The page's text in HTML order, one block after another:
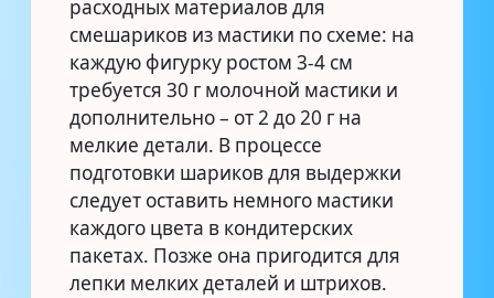
расходных материалов для
смешариков из мастики по схеме: на
каждую фигурку ростом 3-4 см
требуется 30 г молочной мастики и
дополнительно – от 2 до 20 г на
мелкие детали. В процессе
подготовки шариков для выдержки
следует оставить немного мастики
каждого цвета в кондитерских
пакетах. Позже она пригодится для
лепки мелких деталей и штрихов.